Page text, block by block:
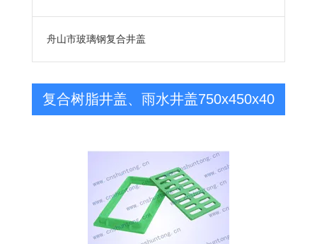
舟山市玻璃钢复合井盖
复合树脂井盖、雨水井盖750x450x40